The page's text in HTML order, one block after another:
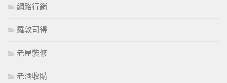
網路行銷
羅敦司得
老屋裝修
老酒收購